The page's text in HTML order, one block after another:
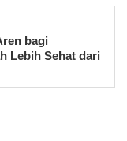
bagi
Lebih Sehat dari